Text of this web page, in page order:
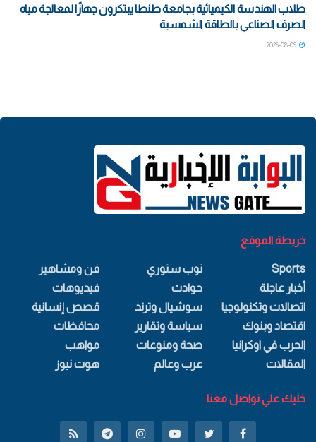
طلاب الهندسة الكيميائية بجامعة طنطا يبتكرون جهازًا لمعالجة مياه
الصرف الصناعي بالطاقة الشمسية
خريطة الموقع
Sports
أخبار عاجلة
اتصالات وتكنولوجيا
اقتصاد وبنوك
الحرب في اوكرانيا
المقالات
توب ستوري
حوادث
سوشيال وترند
سياسة وتقارير
صحة ومنوعات
عرب وعالم
فن ومشاهير
فيديوهات
قصص إنسانية
محافظات
مواهب
هوت نيوز
خليك علي تواصل معنا